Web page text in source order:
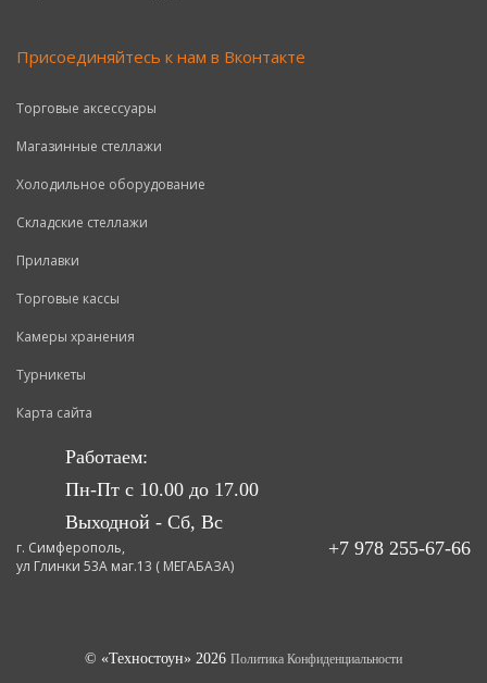
Присоединяйтесь к нам в Вконтакте
Торговые аксессуары
Магазинные стеллажи
Холодильное оборудование
Складские стеллажи
Прилавки
Торговые кассы
Камеры хранения
Турникеты
Карта сайта
Работаем:
Пн-Пт с 10.00 до 17.00
Выходной - Сб, Вс
г. Симферополь,
ул Глинки 53А маг.13 ( МЕГАБАЗА)
+7 978 255-67-66
© «Техностоун» 2026 Политика Конфиденциальности